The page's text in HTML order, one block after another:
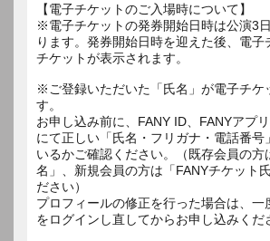
【電子チケットのご入場時について】
※電子チケットの発券開始日時は公演3
ります。発券開始日時を迎えた後、電子
チケットが表示されます。
※ご登録いただいた「氏名」が電子チケ
す。
お申し込み前に、FANY ID、FANYアプ
にて正しい「氏名・フリガナ・電話番号
いるかご確認ください。（既存会員の方
名」、新規会員の方は「FANYチケット
ださい）
プロフィールの修正を行った場合は、一
をログインし直してからお申し込みく